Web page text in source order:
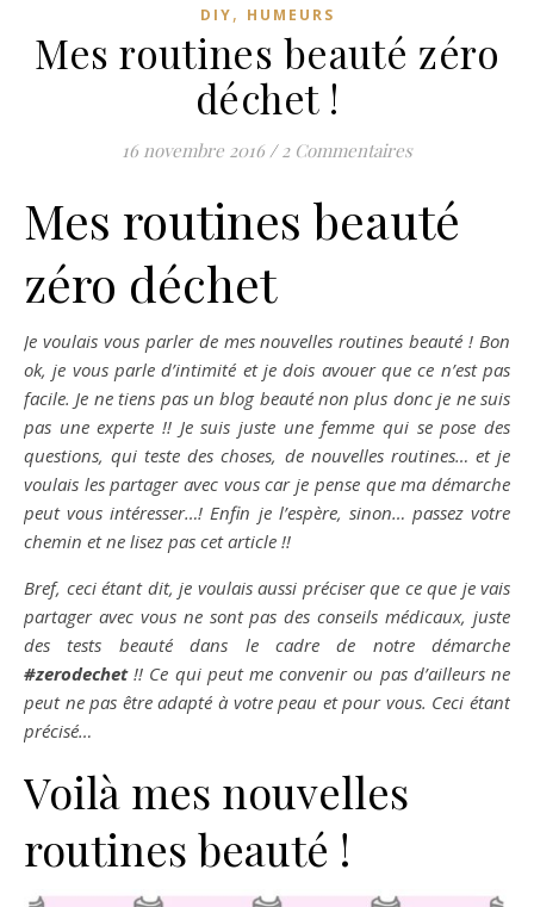
DIY, HUMEURS
Mes routines beauté zéro
déchet !
16 novembre 2016 / 2 Commentaires
Mes routines beauté
zéro déchet
Je voulais vous parler de mes nouvelles routines beauté ! Bon
ok, je vous parle d’intimité et je dois avouer que ce n’est pas
facile. Je ne tiens pas un blog beauté non plus donc je ne suis
pas une experte !! Je suis juste une femme qui se pose des
questions, qui teste des choses, de nouvelles routines… et je
voulais les partager avec vous car je pense que ma démarche
peut vous intéresser…! Enfin je l’espère, sinon… passez votre
chemin et ne lisez pas cet article !!
Bref, ceci étant dit, je voulais aussi préciser que ce que je vais
partager avec vous ne sont pas des conseils médicaux, juste
des tests beauté dans le cadre de notre démarche
#zerodechet!! Ce qui peut me convenir ou pas d’ailleurs ne
peut ne pas être adapté à votre peau et pour vous. Ceci étant
précisé…
Voilà mes nouvelles
routines beauté !